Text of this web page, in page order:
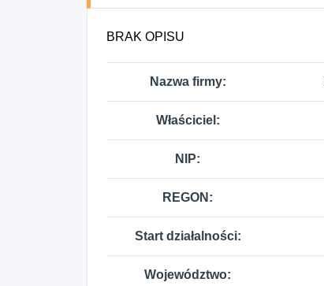
BRAK OPISU
Nazwa firmy:
Właściciel:
NIP:
REGON:
Start działalności:
Województwo: